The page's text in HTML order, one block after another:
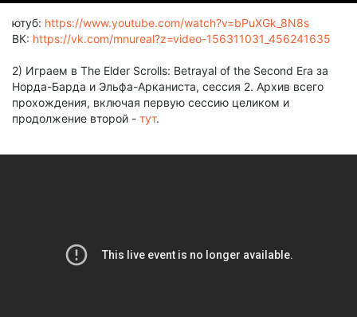
ютуб: https://www.youtube.com/watch?v=bPuXGk_8N8s
ВК: https://vk.com/mnureal?z=video-156311031_456241635
2) Играем в The Elder Scrolls: Betrayal of the Second Era за
Норда-Барда и Эльфа-Арканиста, сессия 2. Архив всего
прохождения, включая первую сессию целиком и
продолжение второй - тут.